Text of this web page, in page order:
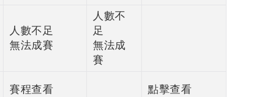
人數不足
無法成賽
人數不
足
無法成
賽
賽程查看 點擊查看